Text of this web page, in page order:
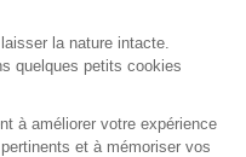
la nature intacte.
quelques petits cookies
à améliorer votre expérience
et à mémoriser vos